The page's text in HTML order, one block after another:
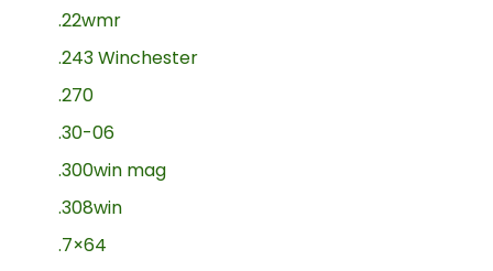
.22wmr
.243 Winchester
.270
.30-06
.300win mag
.308win
.7×64